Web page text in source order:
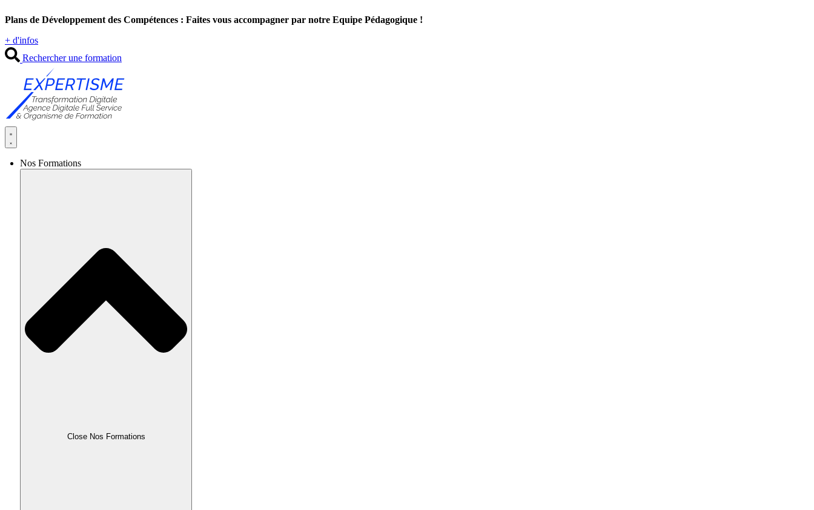
au
Plans de Développement des Compétences : Faites vous accompagner par notre Equipe Pédagogique !
+ d'infos
Rechercher une formation
Nos Formations
Close Nos Formations